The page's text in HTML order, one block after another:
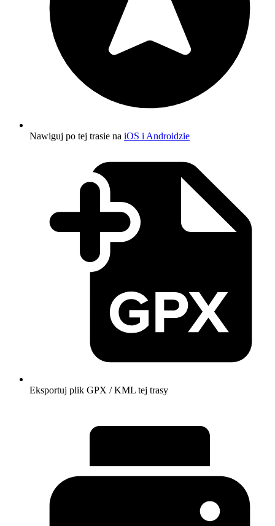
Nawiguj po tej trasie na iOS i Androidzie
Eksportuj plik GPX / KML tej trasy